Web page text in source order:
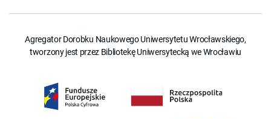
Agregator Dorobku Naukowego Uniwersytetu Wrocławskiego,
tworzony jest przez Bibliotekę Uniwersytecką we Wrocławiu